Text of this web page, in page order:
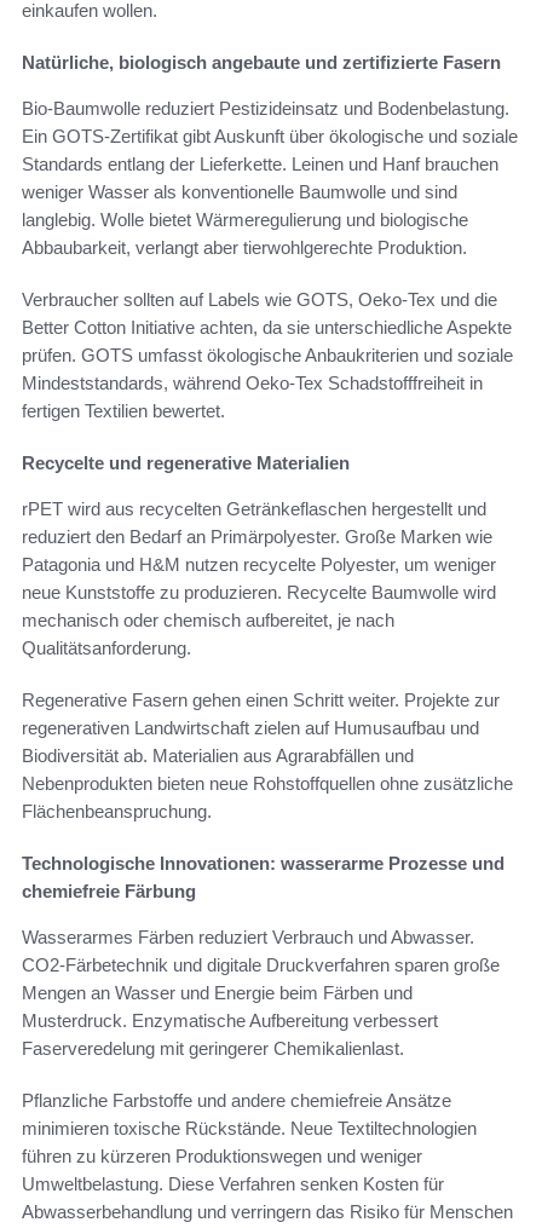
einkaufen wollen.
Natürliche, biologisch angebaute und zertifizierte Fasern
Bio-Baumwolle reduziert Pestizideinsatz und Bodenbelastung.
Ein GOTS-Zertifikat gibt Auskunft über ökologische und soziale
Standards entlang der Lieferkette. Leinen und Hanf brauchen
weniger Wasser als konventionelle Baumwolle und sind
langlebig. Wolle bietet Wärmeregulierung und biologische
Abbaubarkeit, verlangt aber tierwohlgerechte Produktion.
Verbraucher sollten auf Labels wie GOTS, Oeko-Tex und die
Better Cotton Initiative achten, da sie unterschiedliche Aspekte
prüfen. GOTS umfasst ökologische Anbaukriterien und soziale
Mindeststandards, während Oeko-Tex Schadstofffreiheit in
fertigen Textilien bewertet.
Recycelte und regenerative Materialien
rPET wird aus recycelten Getränkeflaschen hergestellt und
reduziert den Bedarf an Primärpolyester. Große Marken wie
Patagonia und H&M nutzen recycelte Polyester, um weniger
neue Kunststoffe zu produzieren. Recycelte Baumwolle wird
mechanisch oder chemisch aufbereitet, je nach
Qualitätsanforderung.
Regenerative Fasern gehen einen Schritt weiter. Projekte zur
regenerativen Landwirtschaft zielen auf Humusaufbau und
Biodiversität ab. Materialien aus Agrarabfällen und
Nebenprodukten bieten neue Rohstoffquellen ohne zusätzliche
Flächenbeanspruchung.
Technologische Innovationen: wasserarme Prozesse und
chemiefreie Färbung
Wasserarmes Färben reduziert Verbrauch und Abwasser.
CO2-Färbetechnik und digitale Druckverfahren sparen große
Mengen an Wasser und Energie beim Färben und
Musterdruck. Enzymatische Aufbereitung verbessert
Faserveredelung mit geringerer Chemikalienlast.
Pflanzliche Farbstoffe und andere chemiefreie Ansätze
minimieren toxische Rückstände. Neue Textiltechnologien
führen zu kürzeren Produktionswegen und weniger
Umweltbelastung. Diese Verfahren senken Kosten für
Abwasserbehandlung und verringern das Risiko für Menschen